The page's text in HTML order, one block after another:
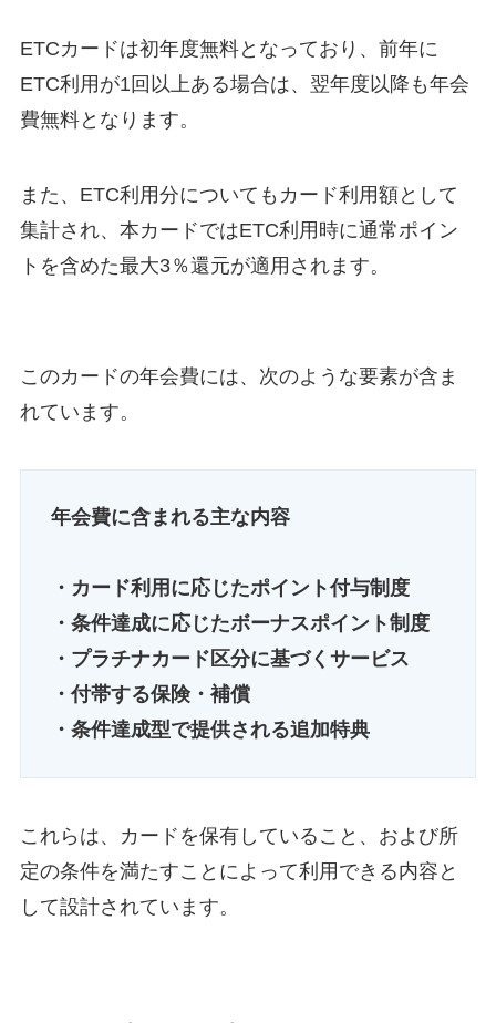
ETCカードは初年度無料となっており、前年に
ETC利用が1回以上ある場合は、翌年度以降も年会
費無料となります。
また、ETC利用分についてもカード利用額として
集計され、本カードではETC利用時に通常ポイン
トを含めた最大3％還元が適用されます。
このカードの年会費には、次のような要素が含ま
れています。
年会費に含まれる主な内容
・カード利用に応じたポイント付与制度
・条件達成に応じたボーナスポイント制度
・プラチナカード区分に基づくサービス
・付帯する保険・補償
・条件達成型で提供される追加特典
これらは、カードを保有していること、および所
定の条件を満たすことによって利用できる内容と
して設計されています。